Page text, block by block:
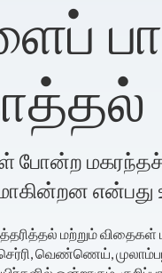
போன்ற
என்பது
மற்றும் விதைகள்
வெண்ணெய்,